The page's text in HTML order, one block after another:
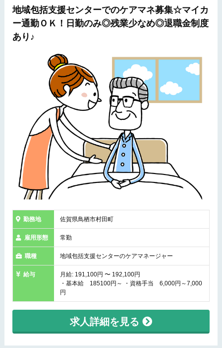
地域包括支援センターでのケアマネ募集☆マイカ
ー通勤ＯＫ！日勤のみ◎残業少なめ◎退職金制度
あり♪
勤務地 佐賀県鳥栖市村田町
雇用形態 常勤
職種 地域包括支援センターのケアマネージャー
給与
月給: 191,100円 〜 192,100円
・基本給 185100円～ ・資格手当 6,000円～7,000
円
求人詳細を見る